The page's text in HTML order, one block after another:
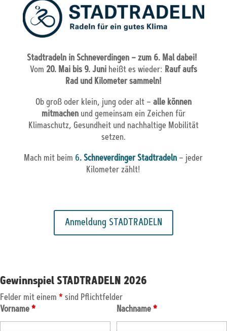
Stadtradeln in Schneverdingen – zum 6. Mal dabei!
Vom 20. Mai bis 9. Juniheißt es wieder: Rauf aufs
Rad und Kilometer sammeln!
Ob groß oder klein, jung oder alt – alle können
mitmachenund gemeinsam ein Zeichen für
Klimaschutz, Gesundheit und nachhaltige Mobilität
setzen.
Mach mit beim 6. Schneverdinger Stadtradeln – jeder
Kilometer zählt!
Anmeldung STADTRADELN
Gewinnspiel STADTRADELN 2026
Felder mit einem * sind Pflichtfelder
Vorname * Nachname *